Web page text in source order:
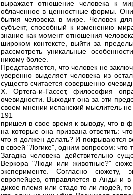
выражает отношение человека к
облаченное в ценностные формы.
бытия человека в мире. Человек
субъект, способный к изменению
знание как момент отношения
широком контексте, выйти за
рассмотреть уникальные
никому более.
Представляется, что человек не
уверенно выделяет человека из
существ считается совершенно
X. Ортега-и-Гассет, философия
очевидности. Выходит она за эти
своем мнении испанский мыслитель
191
пришел в свое время к выводу, что в
на которые она призвана ответить:
что я должен делать? И покрываются
в своей "Логике", одним вопросом: что
Загадка человека действительно
Веркора "Люди или животные?"
эксперименте. Согласно сюжету,
европейцев, отправляется в Анды и
дикое племя или стадо то ли людей,